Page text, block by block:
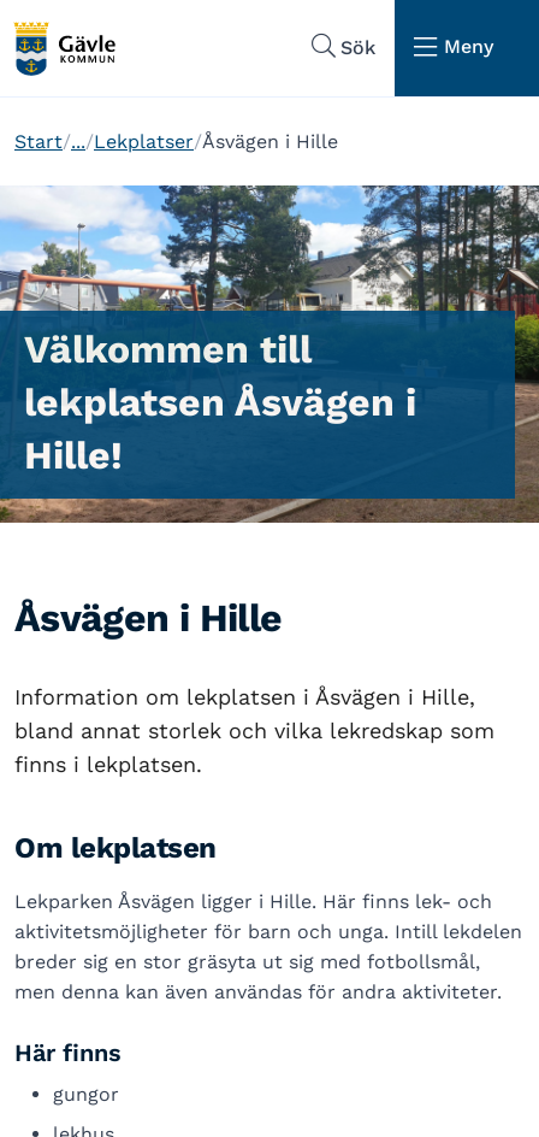
Sök
Meny
Start ... Lekplatser Åsvägen i Hille
Välkommen till
lekplatsen Åsvägen i
Hille!
Åsvägen i Hille
Information om lekplatsen i Åsvägen i Hille,
bland annat storlek och vilka lekredskap som
finns i lekplatsen.
Om lekplatsen
Lekparken Åsvägen ligger i Hille. Här finns lek- och
aktivitetsmöjligheter för barn och unga. Intill lekdelen
breder sig en stor gräsyta ut sig med fotbollsmål,
men denna kan även användas för andra aktiviteter.
Här finns
gungor